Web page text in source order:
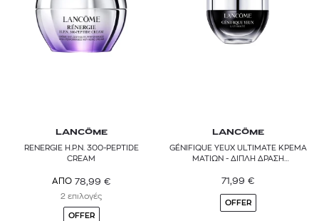
LANCÔME
RENERGIE H.P.N. 300-PEPTIDE
CREAM
ΑΠΟ 78,99 €
2 επιλογές
OFFER
LANCÔME
GÉNIFIQUE YEUX ULTIMATE ΚΡΕΜΑ
ΜΑΤΙΩΝ - ΔΙΠΛΗ ΔΡΑΣΗ
71,99 €
OFFER